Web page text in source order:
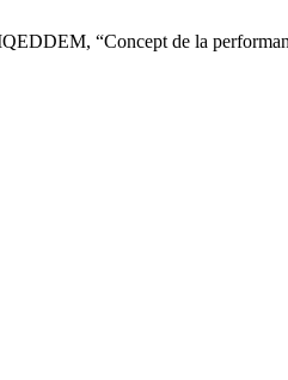
“Concept de la